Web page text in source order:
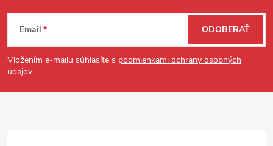
Zápätie
Email
Vložením e-mailu súhlasíte s podmienkami ochrany osobných
údajov
ODOBERAŤ